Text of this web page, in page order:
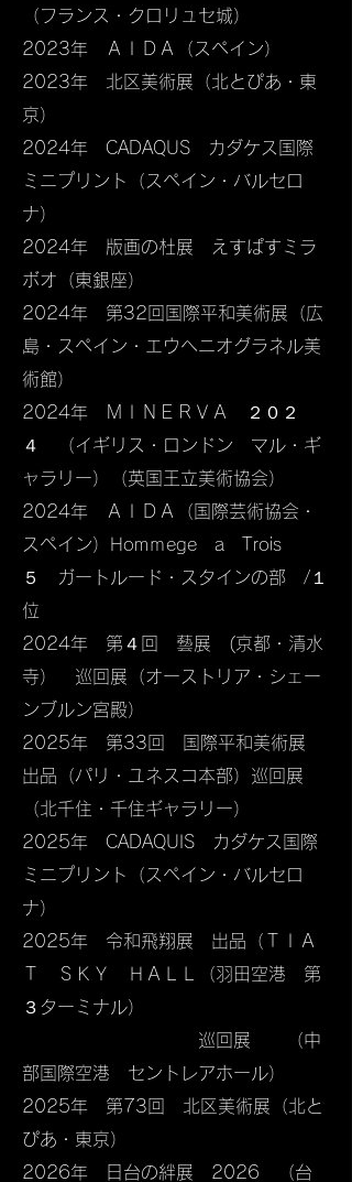
（フランス・クロリュセ城）
2023年 ＡＩＤＡ（スペイン）
2023年 北区美術展（北とぴあ・東
京）​
​2024年 CADAQUS カダケス国際
ミニプリント（スペイン・バルセロ
ナ）
2024年 版画の杜展 えすぱすミラ
ボオ​（東銀座）
2024年 第32回国際平和美術展（広
島・スペイン・エウヘニオグラネル美
術館）
2024年 ＭＩＮＥＲＶＡ ２０２
４ （イギリス・ロンドン マル・ギ
ャラリー）（英国王立美術協会）
2024年 ＡＩＤＡ（国際芸術協会・
スペイン）Homｍege a Trois
５ ガートルード・スタインの部 /１
位
​2024年 第４回 藝展 (京都・清水
寺） 巡回展（オーストリア・シェー
ンブルン宮殿）
​2025年 第33回 国際平和美術展
出品（パリ・ユネスコ本部）巡回展
（北千住・千住ギャラリー）​
2025年 CADAQUIS カダケス国際
ミニプリント（スペイン・バルセロ
ナ）
​2025年 令和飛翔展 出品（ＴＩＡ
Ｔ ＳＫＹ ＨＡＬＬ（羽田空港 第
３ターミナル）
​ 巡回展 （中
部国際空港 セントレアホール）
2025年 第73回 北区美術展（北と
ぴあ・東京）
2026年 日台の絆展 2026 （台